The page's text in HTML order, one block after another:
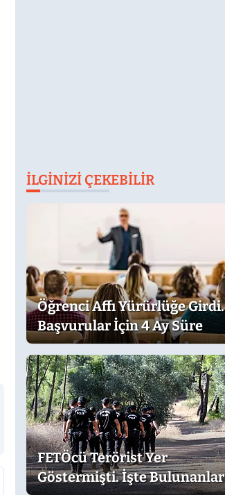
İLGINIZI ÇEKEBILIR
Öğrenci Affı Yürürlüğe Girdi.
Başvurular İçin 4 Ay Süre
FETÖcü Terörist Yer
Göstermişti. İşte Bulunanlar